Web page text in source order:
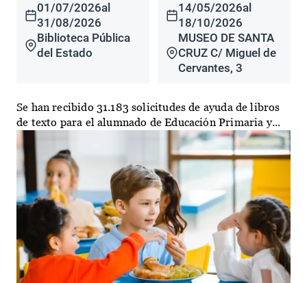
01/07/2026al
31/08/2026
Biblioteca Pública
del Estado
14/05/2026al
18/10/2026
MUSEO DE SANTA
CRUZ C/ Miguel de
Cervantes, 3
Se han recibido 31.183 solicitudes de ayuda de libros
de texto para el alumnado de Educación Primaria y...